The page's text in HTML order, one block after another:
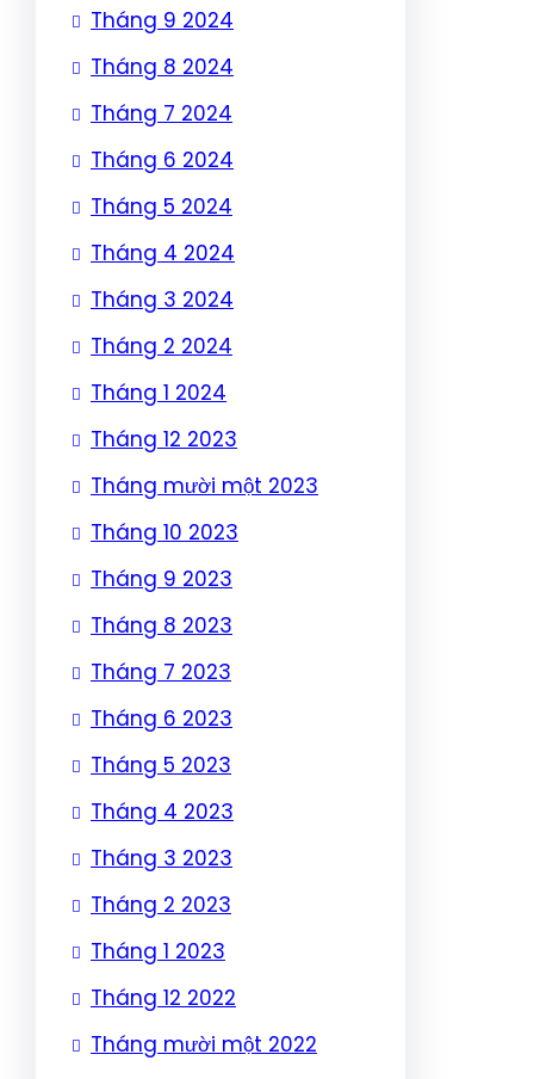
Tháng 9 2024
Tháng 8 2024
Tháng 7 2024
Tháng 6 2024
Tháng 5 2024
Tháng 4 2024
Tháng 3 2024
Tháng 2 2024
Tháng 1 2024
Tháng 12 2023
Tháng mười một 2023
Tháng 10 2023
Tháng 9 2023
Tháng 8 2023
Tháng 7 2023
Tháng 6 2023
Tháng 5 2023
Tháng 4 2023
Tháng 3 2023
Tháng 2 2023
Tháng 1 2023
Tháng 12 2022
Tháng mười một 2022